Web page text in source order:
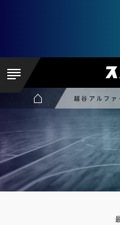
越谷アルフ